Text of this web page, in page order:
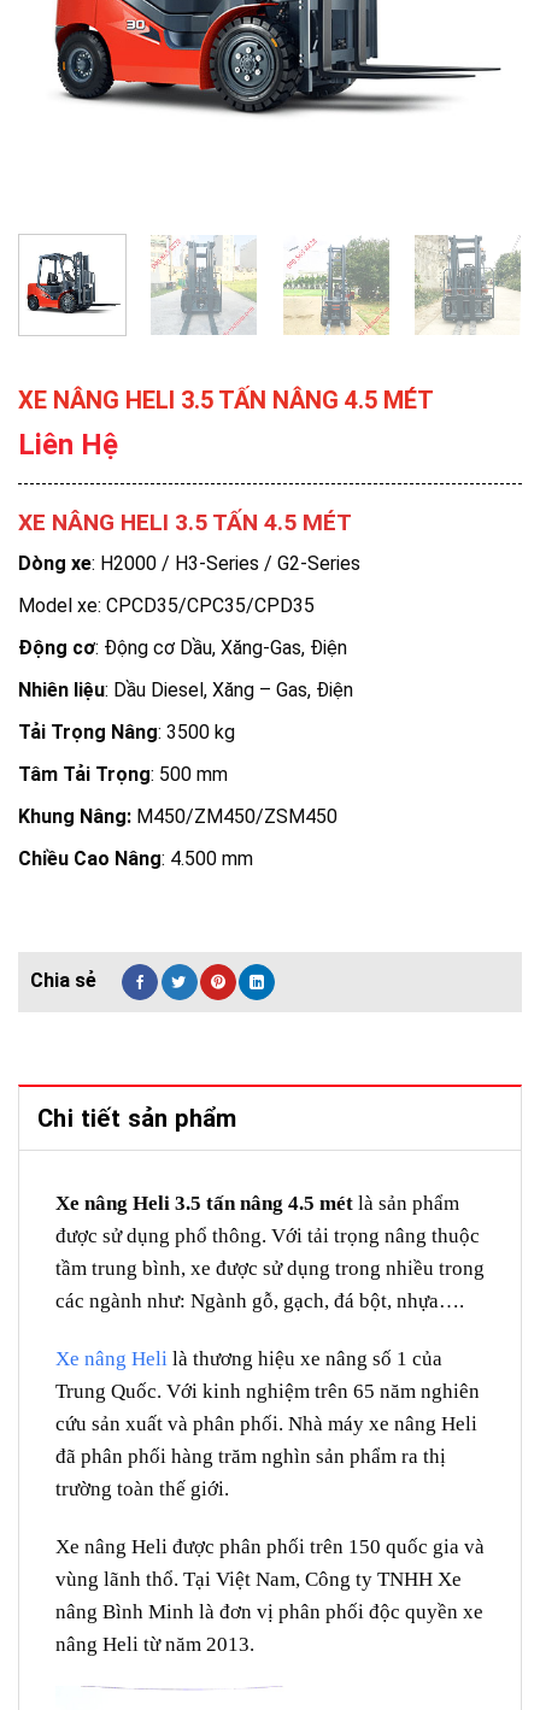
XE NÂNG HELI 3.5 TẤN NÂNG 4.5 MÉT
Liên Hệ
XE NÂNG HELI 3.5 TẤN 4.5 MÉT
Dòng xe: H2000 / H3-Series / G2-Series
Model xe: CPCD35/CPC35/CPD35
Động cơ: Động cơ Dầu, Xăng-Gas, Điện
Nhiên liệu: Dầu Diesel, Xăng – Gas, Điện
Tải Trọng Nâng: 3500 kg
Tâm Tải Trọng: 500 mm
Khung Nâng: M450/ZM450/ZSM450
Chiều Cao Nâng: 4.500 mm
Chi tiết sản phẩm
Xe nâng Heli 3.5 tấn nâng 4.5 mét là sản phẩm
được sử dụng phổ thông. Với tải trọng nâng thuộc
tầm trung bình, xe được sử dụng trong nhiều trong
các ngành như: Ngành gỗ, gạch, đá bột, nhựa….
Xe nâng Heli là thương hiệu xe nâng số 1 của
Trung Quốc. Với kinh nghiệm trên 65 năm nghiên
cứu sản xuất và phân phối. Nhà máy xe nâng Heli
đã phân phối hàng trăm nghìn sản phẩm ra thị
trường toàn thế giới.
Xe nâng Heli được phân phối trên 150 quốc gia và
vùng lãnh thổ. Tại Việt Nam, Công ty TNHH Xe
nâng Bình Minh là đơn vị phân phối độc quyền xe
nâng Heli từ năm 2013.